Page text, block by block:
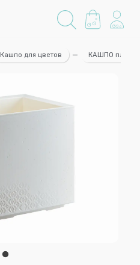
Кашпо для цветов — КАШПО